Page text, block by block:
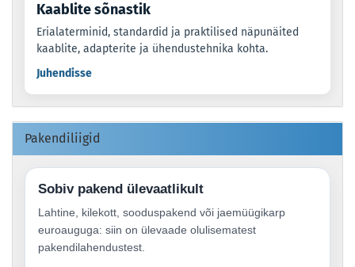
Kaablite sõnastik
Erialaterminid, standardid ja praktilised näpunäited
kaablite, adapterite ja ühendustehnika kohta.
Juhendisse
Pakendiliigid
Sobiv pakend ülevaatlikult
Lahtine, kilekott, sooduspakend või jaemüügikarp
euroauguga: siin on ülevaade olulisematest
pakendilahendustest.